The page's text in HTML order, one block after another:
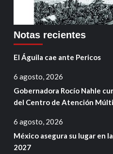
Notas recientes
El Águila cae ante Pericos
6 agosto, 2026
Gobernadora Rocío Nahle
del Centro de Atención
6 agosto, 2026
México asegura su lugar en
2027